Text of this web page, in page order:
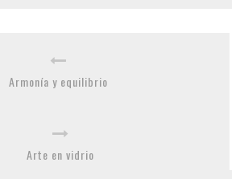
Armonía y equilibrio
Arte en vidrio